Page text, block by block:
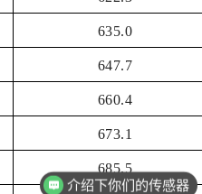
635.0
647.7
660.4
673.1
685.5
介绍下你们的传感器